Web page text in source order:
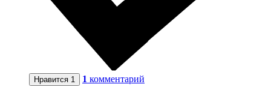
Нравится 1 1 комментарий